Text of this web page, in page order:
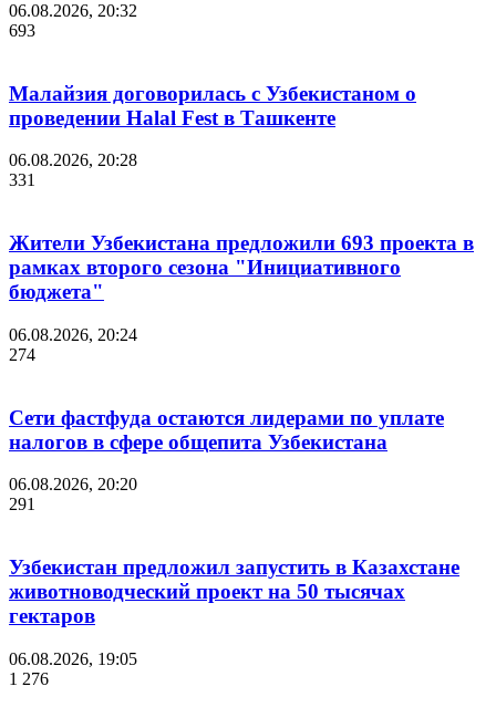
06.08.2026, 20:32
693
Малайзия договорилась с Узбекистаном о
проведении Halal Fest в Ташкенте
06.08.2026, 20:28
331
Жители Узбекистана предложили 693 проекта в
рамках второго сезона "Инициативного
бюджета"
06.08.2026, 20:24
274
Сети фастфуда остаются лидерами по уплате
налогов в сфере общепита Узбекистана
06.08.2026, 20:20
291
Узбекистан предложил запустить в Казахстане
животноводческий проект на 50 тысячах
гектаров
06.08.2026, 19:05
1 276